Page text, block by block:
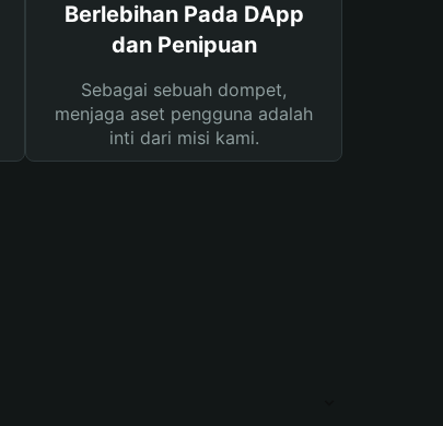
Berlebihan Pada DApp
dan Penipuan
Sebagai sebuah dompet,
menjaga aset pengguna adalah
inti dari misi kami.